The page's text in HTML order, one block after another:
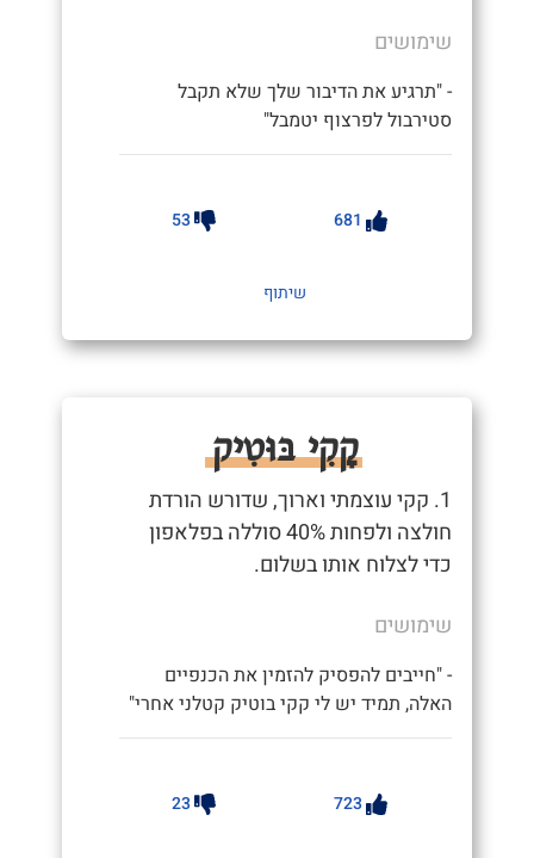
שימושים
- "תרגיע את הדיבור שלך שלא תקבל
סטירבול לפרצוף יטמבל"
681
53
שיתוף
קָקִי בּוּטִיק
1. קקי עוצמתי וארוך, שדורש הורדת
חולצה ולפחות 40% סוללה בפלאפון
כדי לצלוח אותו בשלום.
שימושים
- "חייבים להפסיק להזמין את הכנפיים
האלה, תמיד יש לי קקי בוטיק קטלני אחרי"
723
23